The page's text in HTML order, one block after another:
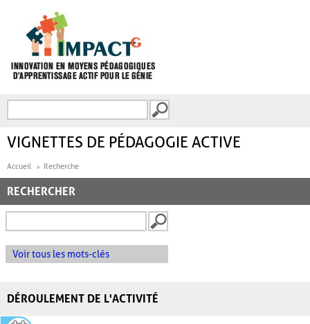
FORMULAIRE DE
VIGNETTES DE PÉDAGOGIE ACTIVE
Accueil Recherche
RECHERCHER
Voir tous les mots-clés
DÉROULEMENT DE L'ACTIVITÉ